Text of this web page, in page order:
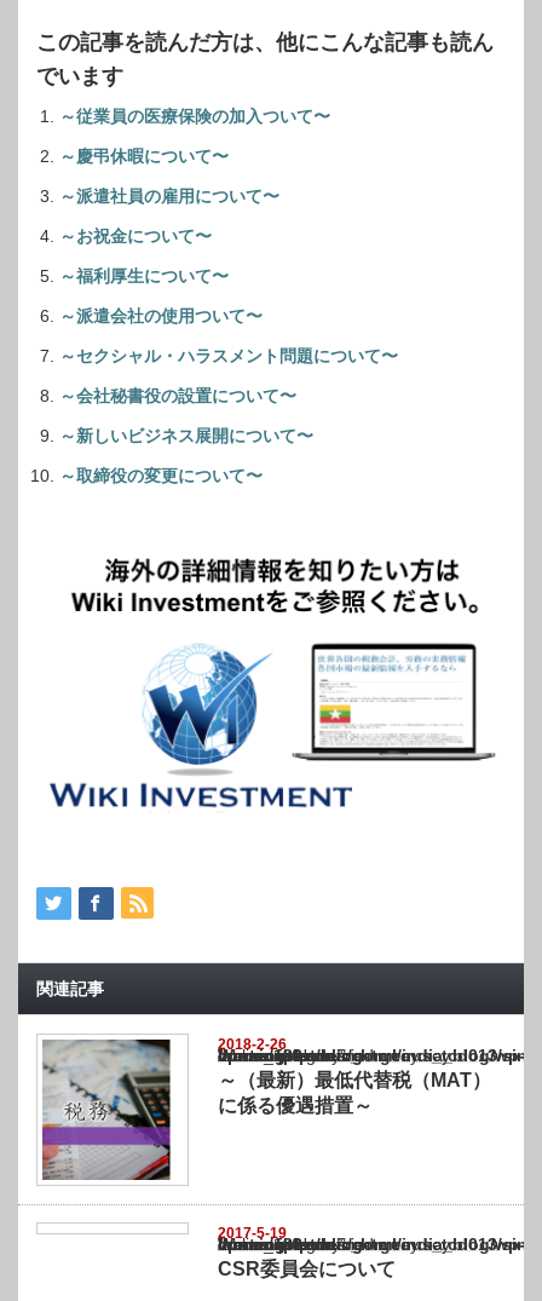
この記事を読んだ方は、他にこんな記事も読ん
でいます
～従業員の医療保険の加入ついて〜
～慶弔休暇について〜
～派遣社員の雇用について〜
～お祝金について〜
～福利厚生について〜
～派遣会社の使用ついて〜
～セクシャル・ハラスメント問題について〜
～会社秘書役の設置について〜
～新しいビジネス展開について〜
～取締役の変更について〜
関連記事
2018-2-26
Warning
: Undefined array key "show_category" in
/home/netst/kuno-cpa.co.jp/public_html/india_blog/wp-content/themes/
on line183
～（最新）最低代替税（MAT）
に係る優遇措置～
2017-5-19
Warning
: Undefined array key "show_category" in
/home/netst/kuno-cpa.co.jp/public_html/india_blog/wp-content/themes/
on line183
CSR委員会について